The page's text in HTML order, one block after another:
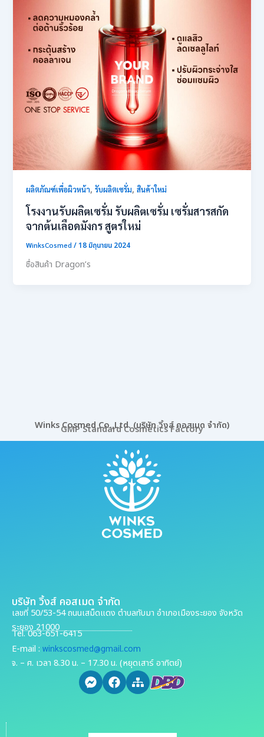
ผลิตภัณฑ์เพื่อผิวหน้า,รับผลิตเซรั่ม,สินค้าใหม่
โรงงานรับผลิตเซรั่ม รับผลิตเซรั่ม เซรั่มสารสกัด
จากต้นเลือดมังกร สูตรใหม่
WinksCosmed/18 มิถุนายน 2024
ชื่อสินค้า Dragon’s
Winks Cosmed Co.,Ltd. (บริษัท วิ้งส์ คอสเมด จำกัด)
GMP Standard Cosmetics Factory
บริษัท วิ้งส์ คอสเมด จำกัด
เลขที่ 50/53-54 ถนนเสม็ดแดง ตำบลทับมา อำเภอเมืองระยอง จังหวัด
ระยอง 21000
Tel. 063-651-6415
E-mail : winkscosmed@gmail.com
จ. – ศ. เวลา 8.30 น. – 17.30 น. (หยุดเสาร์ อาทิตย์)